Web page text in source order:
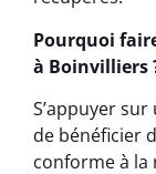
Pourquoi
à Boinvilliers
S’appuyer
de bénéficier
conforme à la